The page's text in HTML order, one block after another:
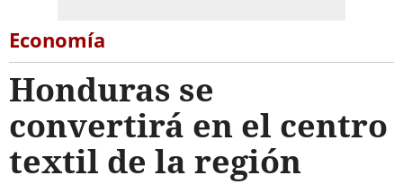
Economía
Honduras se
convertirá en el centro
textil de la región